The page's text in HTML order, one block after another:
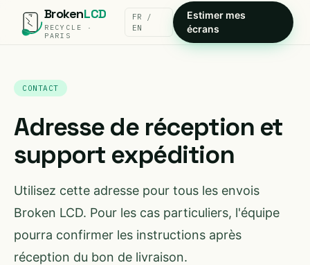
BrokenLCD
RECYCLE ·
PARIS
FR /
EN
Estimer mes
écrans
CONTACT
Adresse de réception et
support expédition
Utilisez cette adresse pour tous les envois
Broken LCD. Pour les cas particuliers, l'équipe
pourra confirmer les instructions après
réception du bon de livraison.